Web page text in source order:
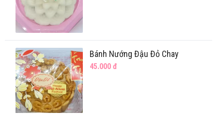
Bánh Nướng Đậu Đỏ Chay
45.000đ